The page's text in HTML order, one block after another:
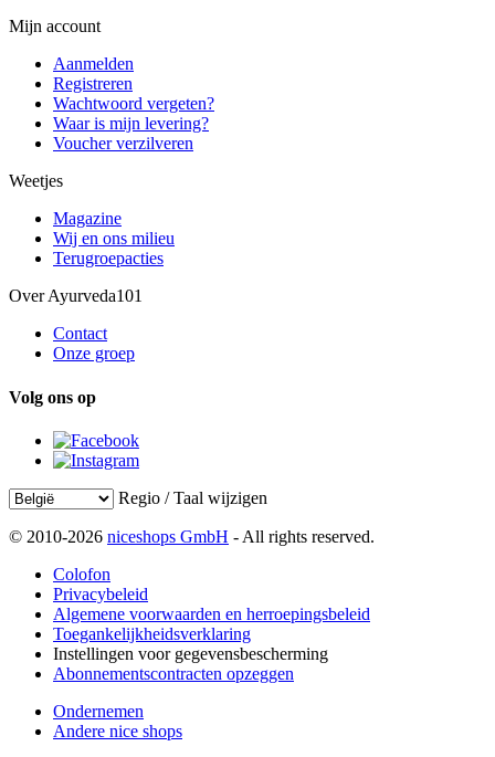
Mijn account
Aanmelden
Registreren
Wachtwoord vergeten?
Waar is mijn levering?
Voucher verzilveren
Weetjes
Magazine
Wij en ons milieu
Terugroepacties
Over Ayurveda101
Contact
Onze groep
Volg ons op
Regio / Taal wijzigen
© 2010-2026 niceshops GmbH - All rights reserved.
Colofon
Privacybeleid
Algemene voorwaarden en herroepingsbeleid
Toegankelijkheidsverklaring
Instellingen voor gegevensbescherming
Abonnementscontracten opzeggen
Ondernemen
Andere nice shops